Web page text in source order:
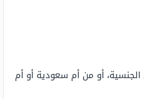
أو من أم سعودية أو أم